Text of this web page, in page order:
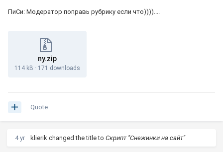
ПиСи: Модератор поправь рубрику если что))))....
ny.zip
114 kB · 171 downloads
Quote
4 yr klierik changed the title to Скрипт "Снежинки на сайт"